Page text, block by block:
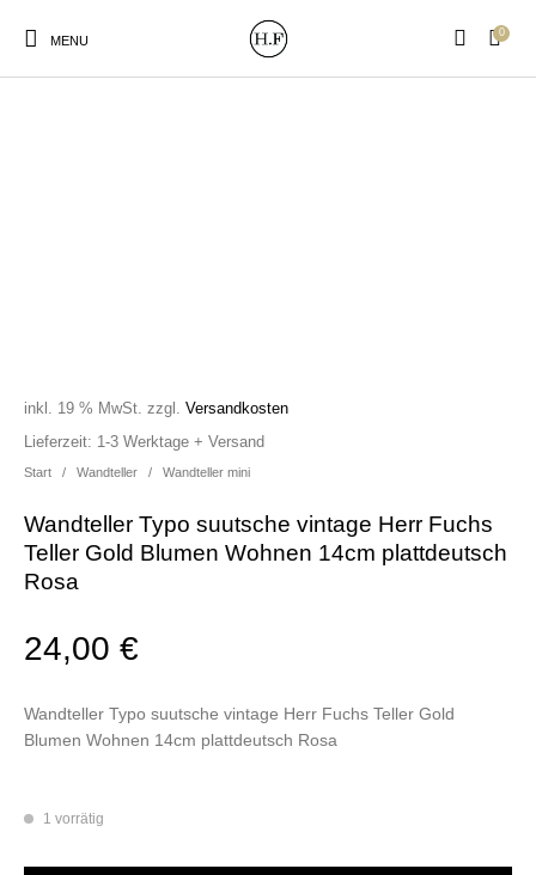
MENU
0
Poster&Notizbücher
für den Kopf
Start / Wandteller / Wandteller mini
Wandteller Typo suutsche vintage Herr Fuchs
Teller Gold Blumen Wohnen 14cm plattdeutsch
Rosa
24,00€
inkl. 19 % MwSt. zzgl.Versandkosten
Wandteller Typo suutsche vintage Herr Fuchs Teller Gold
Blumen Wohnen 14cm plattdeutsch Rosa
Lieferzeit: 1-3 Werktage + Versand
1 vorrätig